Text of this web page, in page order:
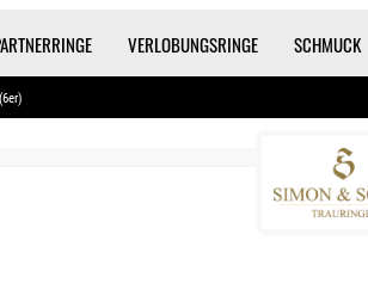
VERLOBUNGSRINGE SCHMUCK